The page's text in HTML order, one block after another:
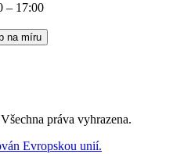
– 17:00
na míru
práva vyhrazena.
Evropskou unií.